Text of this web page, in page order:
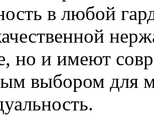
в любой
но и имеют
выбором для